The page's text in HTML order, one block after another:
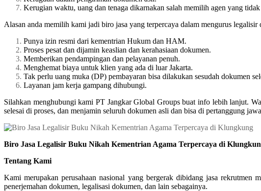
Kerugian waktu, uang dan tenaga dikarnakan salah memilih agen yang
Alasan anda memilih kami jadi biro jasa yang terpercaya dalam mengurus
Punya izin resmi dari kementrian Hukum dan HAM.
Proses pesat dan dijamin keaslian dan kerahasiaan dokumen.
Memberikan pendampingan dan pelayanan penuh.
Menghemat biaya untuk klien yang ada di luar Jakarta.
Tak perlu uang muka (DP) pembayaran bisa dilakukan sesudah dokumen
Layanan jam kerja gampang dihubungi.
Silahkan menghubungi kami PT Jangkar Global Groups buat info lebih lanjut.
selesai di proses, dan menjamin seluruh dokumen asli dan bisa di pertanggung
Biro Jasa Legalisir Buku Nikah Kementrian Agama Terpercaya di
Tentang Kami
Kami merupakan perusahaan nasional yang bergerak dibidang jasa rekrutmen
penerjemahan dokumen, legalisasi dokumen, dan lain sebagainya.